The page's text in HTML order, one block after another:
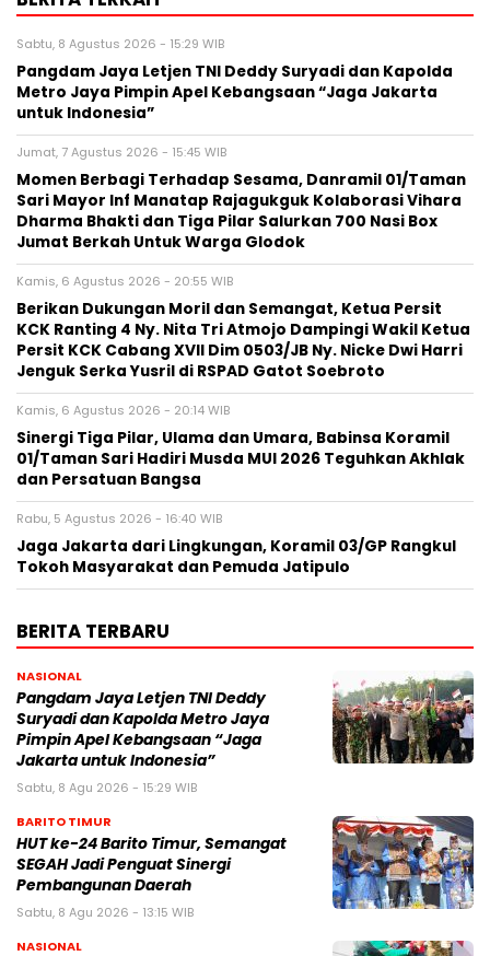
Sabtu, 8 Agustus 2026 - 15:29 WIB
Pangdam Jaya Letjen TNI Deddy Suryadi dan Kapolda
Metro Jaya Pimpin Apel Kebangsaan “Jaga Jakarta
untuk Indonesia”
Jumat, 7 Agustus 2026 - 15:45 WIB
Momen Berbagi Terhadap Sesama, Danramil 01/Taman
Sari Mayor Inf Manatap Rajagukguk Kolaborasi Vihara
Dharma Bhakti dan Tiga Pilar Salurkan 700 Nasi Box
Jumat Berkah Untuk Warga Glodok
Kamis, 6 Agustus 2026 - 20:55 WIB
Berikan Dukungan Moril dan Semangat, Ketua Persit
KCK Ranting 4 Ny. Nita Tri Atmojo Dampingi Wakil Ketua
Persit KCK Cabang XVII Dim 0503/JB Ny. Nicke Dwi Harri
Jenguk Serka Yusril di RSPAD Gatot Soebroto
Kamis, 6 Agustus 2026 - 20:14 WIB
Sinergi Tiga Pilar, Ulama dan Umara, Babinsa Koramil
01/Taman Sari Hadiri Musda MUI 2026 Teguhkan Akhlak
dan Persatuan Bangsa
Rabu, 5 Agustus 2026 - 16:40 WIB
Jaga Jakarta dari Lingkungan, Koramil 03/GP Rangkul
Tokoh Masyarakat dan Pemuda Jatipulo
BERITA TERBARU
NASIONAL
Pangdam Jaya Letjen TNI Deddy
Suryadi dan Kapolda Metro Jaya
Pimpin Apel Kebangsaan “Jaga
Jakarta untuk Indonesia”
Sabtu, 8 Agu 2026 - 15:29 WIB
BARITO TIMUR
HUT ke-24 Barito Timur, Semangat
SEGAH Jadi Penguat Sinergi
Pembangunan Daerah
Sabtu, 8 Agu 2026 - 13:15 WIB
NASIONAL